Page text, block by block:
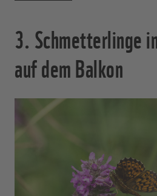
3. Schmetterlinge
auf dem Balkon